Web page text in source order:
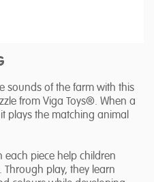
sounds of the farm with this
from Viga Toys®. When a
plays the matching animal
each piece help children
play, they learn